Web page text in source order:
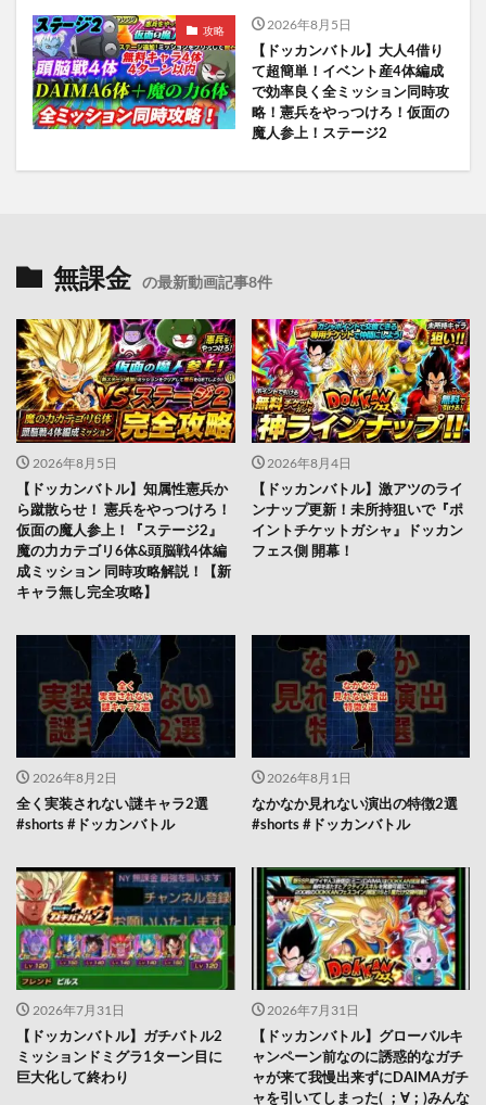
攻略 2026年8月5日
【ドッカンバトル】大人4借り
て超簡単！イベント産4体編成
で効率良く全ミッション同時攻
略！憲兵をやっつけろ！仮面の
魔人参上！ステージ2
無課金 の最新動画記事8件
2026年8月5日
【ドッカンバトル】知属性憲兵か
ら蹴散らせ！ 憲兵をやっつけろ！
仮面の魔人参上！『ステージ2』
魔の力カテゴリ6体&頭脳戦4体編
成ミッション 同時攻略解説！【新
キャラ無し完全攻略】
2026年8月4日
【ドッカンバトル】激アツのライ
ンナップ更新！未所持狙いで『ポ
イントチケットガシャ』ドッカン
フェス側 開幕！
2026年8月2日
全く実装されない謎キャラ2選
#shorts #ドッカンバトル
2026年8月1日
なかなか見れない演出の特徴2選
#shorts #ドッカンバトル
2026年7月31日
【ドッカンバトル】ガチバトル2
ミッションドミグラ1ターン目に
巨大化して終わり
2026年7月31日
【ドッカンバトル】グローバルキ
ャンペーン前なのに誘惑的なガチ
ャが来て我慢出来ずにDAIMAガチ
ャを引いてしまった(⁠ ⁠；⁠∀⁠；⁠)みんな